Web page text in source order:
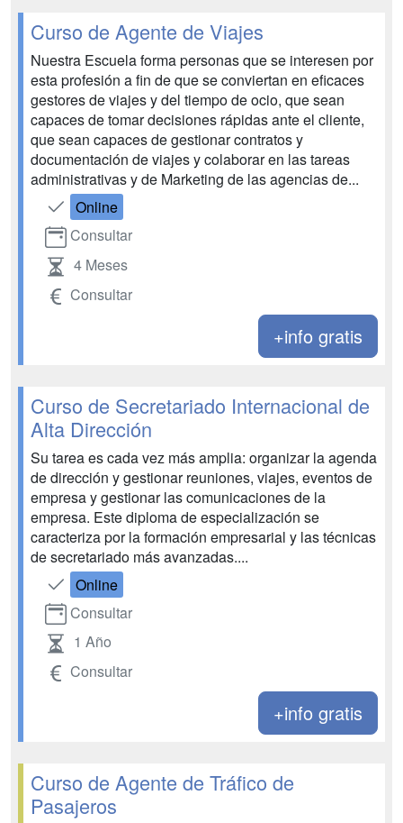
Curso de Agente de Viajes
Nuestra Escuela forma personas que se interesen por
esta profesión a fin de que se conviertan en eficaces
gestores de viajes y del tiempo de ocio, que sean
capaces de tomar decisiones rápidas ante el cliente,
que sean capaces de gestionar contratos y
documentación de viajes y colaborar en las tareas
administrativas y de Marketing de las agencias de...
Online
Consultar
4 Meses
Consultar
+info gratis
Curso de Secretariado Internacional de
Alta Dirección
Su tarea es cada vez más amplia: organizar la agenda
de dirección y gestionar reuniones, viajes, eventos de
empresa y gestionar las comunicaciones de la
empresa. Este diploma de especialización se
caracteriza por la formación empresarial y las técnicas
de secretariado más avanzadas....
Online
Consultar
1 Año
Consultar
+info gratis
Curso de Agente de Tráfico de
Pasajeros